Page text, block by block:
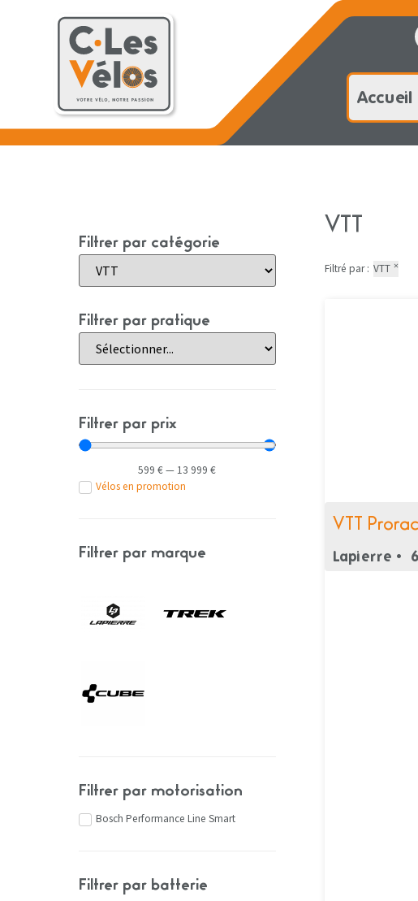
Accueil
Qui
Filtrer par catégorie
Filtrer par pratique
Filtrer par prix
599 €— 13 999 €
Vélos en promotion
Filtrer par marque
Filtrer par motorisation
Bosch Performance Line Smart
Filtrer par batterie
VTT
Filtré par : VTT ×
VTT
Lapierre •